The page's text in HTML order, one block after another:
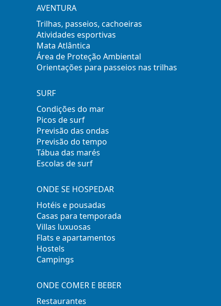
AVENTURA
Trilhas, passeios, cachoeiras
Atividades esportivas
Mata Atlântica
Área de Proteção Ambiental
Orientações para passeios nas trilhas
SURF
Condições do mar
Picos de surf
Previsão das ondas
Previsão do tempo
Tábua das marés
Escolas de surf
ONDE SE HOSPEDAR
Hotéis e pousadas
Casas para temporada
Villas luxuosas
Flats e apartamentos
Hostels
Campings
ONDE COMER E BEBER
Restaurantes